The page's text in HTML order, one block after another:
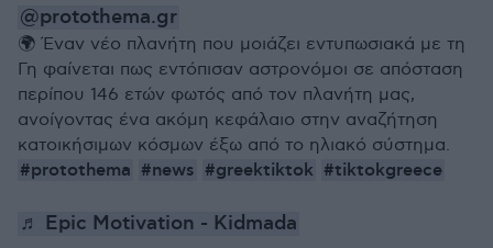
@protothema.gr
🌍 Έναν νέο πλανήτη που μοιάζει εντυπωσιακά με τη
Γη φαίνεται πως εντόπισαν αστρονόμοι σε απόσταση
περίπου 146 ετών φωτός από τον πλανήτη μας,
ανοίγοντας ένα ακόμη κεφάλαιο στην αναζήτηση
κατοικήσιμων κόσμων έξω από το ηλιακό σύστημα.
#protothema #news #greektiktok #tiktokgreece
♬ Epic Motivation - Kidmada